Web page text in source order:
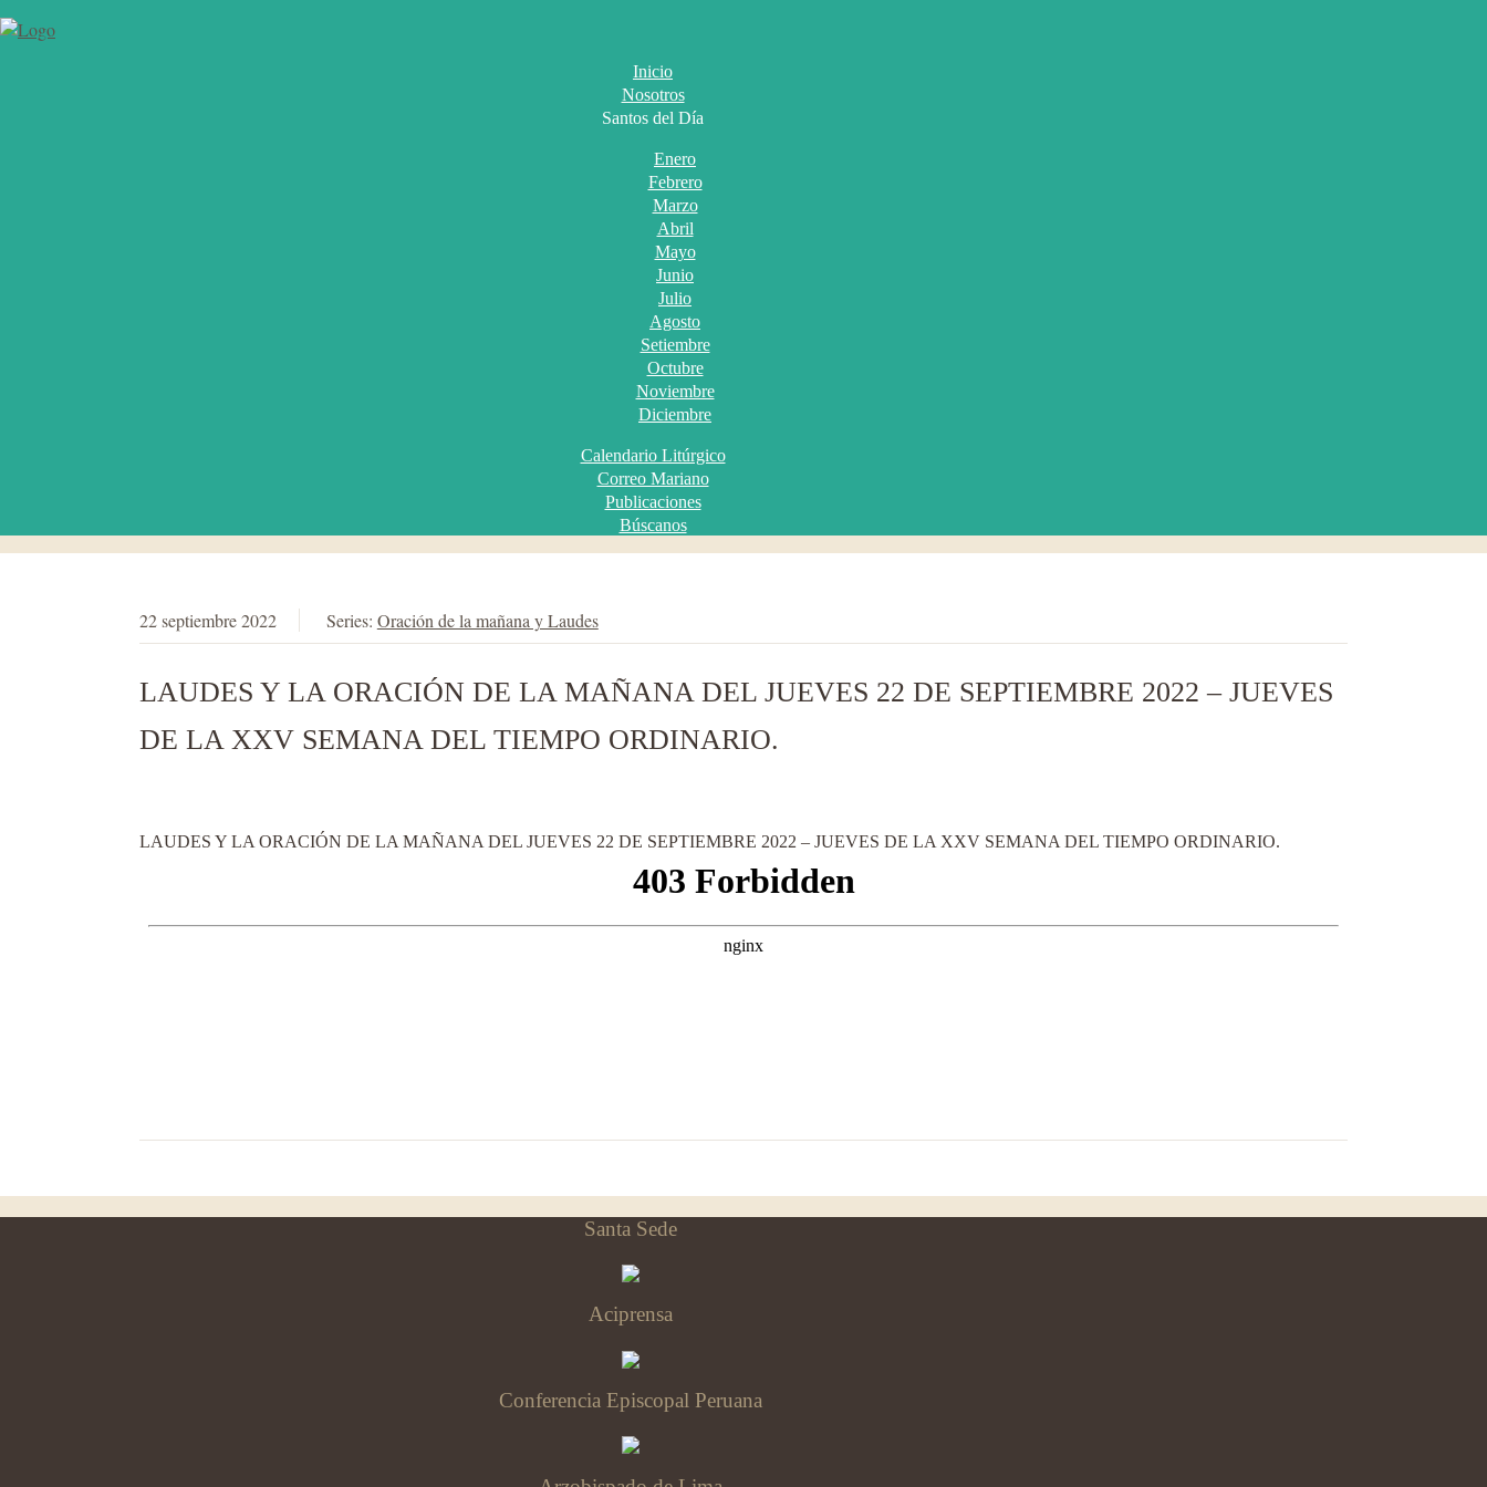
Inicio
Nosotros
Santos del Día
Enero
Febrero
Marzo
Abril
Mayo
Junio
Julio
Agosto
Setiembre
Octubre
Noviembre
Diciembre
Calendario Litúrgico
Correo Mariano
Publicaciones
Búscanos
22 septiembre 2022 Series: Oración de la mañana y Laudes
LAUDES Y LA ORACIÓN DE LA MAÑANA DEL JUEVES 22 DE SEPTIEMBRE 2022 – JUEVES
DE LA XXV SEMANA DEL TIEMPO ORDINARIO.
LAUDES Y LA ORACIÓN DE LA MAÑANA DEL JUEVES 22 DE SEPTIEMBRE 2022 – JUEVES DE LA XXV SEMANA DEL TIEMPO ORDINARIO.
Santa Sede
Aciprensa
Conferencia Episcopal Peruana